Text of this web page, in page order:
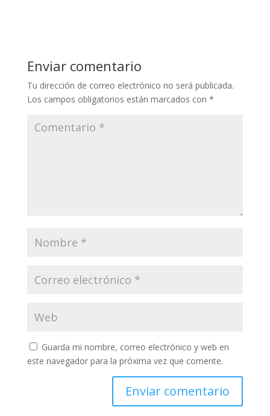
Enviar comentario
Tu dirección de correo electrónico no será publicada.
Los campos obligatorios están marcados con *
Guarda mi nombre, correo electrónico y web en
este navegador para la próxima vez que comente.